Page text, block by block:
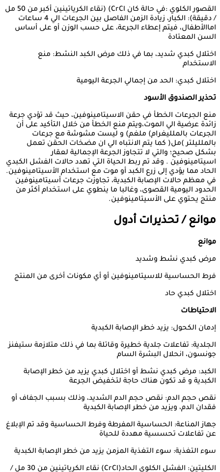
القصور الكلوي :في حالة كان CrCl) (نقاء الكرياتينين أكبر من 50 مل
/ دقيقة): الكبار، زيادة الزمن الفاصل بين الجرعات الي 4 ساعات
اماالأطفال، فيتم إعطاء الجرعة، على حسب الوزن أو على أساس
السن المعتادة
اختلال كبدي شديد، بما في ذلك مرض الكبد النشط: منع
الاستخدام
اختلال كبدي: الحد من إجمالي الجرعة اليومية
تحذير الصندوق الأسود
منع الجرعات الخطأ في حقن الاسيتامينوفين، حيث قد تؤدي جرعة
زائدة عرضية الي الموت،ويتم منع الخطأ من خلال التأكيد على أن
الجرعات بالملليغرام) ملغم) و ليست مشوشة مع جرعات
بالملليلتر )مل( كما يتم الانتباه الي ان مضخات الحقن تعمل
بشكل صحيح؛ والتي لا تتجاوز الجرعة الإجمالية لعقار
اسيتامينوفين . وقد تم ربط الحياة التي تهدد حالات الفشل الكبدي
الحاد مما يؤدي إلى زرع الكبد أو موت مع استخدام الأسيتامينوفين.
في معظم حالات الإصابة الكبدية، تجاوزت جرعات أسيتامينوفين
الحدود اليومية القصوى، وغالبا ما ينطوي على استخدام أكثر من
منتج يحتوي على الأسيتامينوفين.
موانع / تحذيرات أدول
موانع
مرض كبدي نشط وشديد
فرط الحساسية للاسيتامينوفين أو أي مكونات أخرى من المنتج
اختلال كبدي حاد
الاحتياطات
إدمان الكحول: يزيد خطر الإصابة الكبدية
الجلدية: تفاعلات جلدية خطيرة وقاتلة بما في ذلك متلازمة ستيفنز
جونسون، انحلال البشرة السام
الكبد: مرض كبدي نشط أو اختلال كبدي يزيد من خطر الإصابة
الكبدية و قد تكون هناك حاجة لتخفيض الجرعة
نقص حجم الدم: نقص حجم الدم الشديد، وذلك بسبب الجفاف أو
فقدان الدم، ويزيد من خطر الإصابة الكبدية
جهاز المناعة: الحساسية المفرطة وفرط الحساسية وقد تم الإبلاغ
عن تفاعلات تحسسية مهددة للحياة
سوء التغذية: سوء التغذية المزمن يزيد من خطر الإصابة الكبدية
الكليتين: الفشل الكلوي الحاد(CrCl) نقاء الكرياتينين من 30 مل /